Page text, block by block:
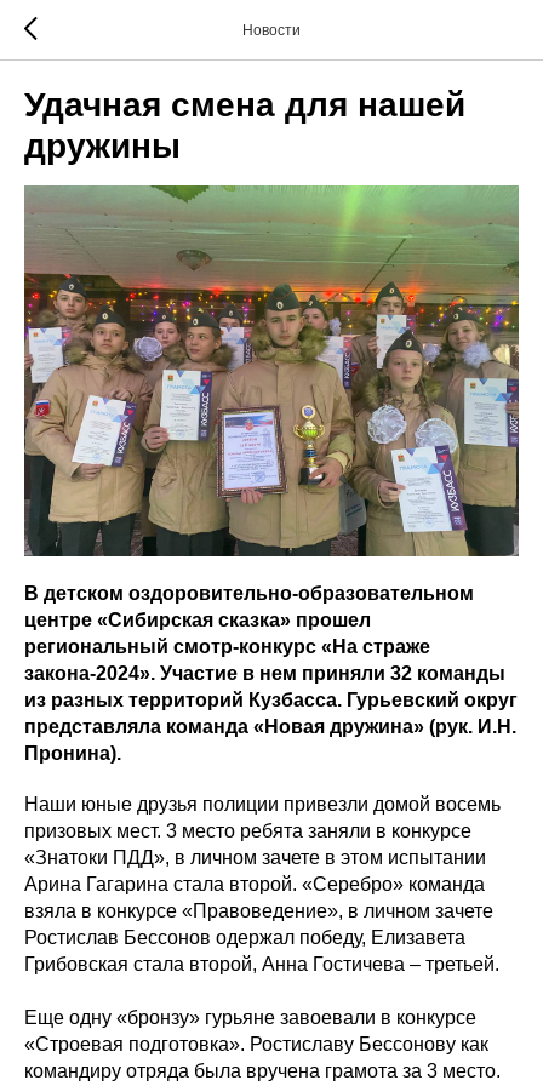
Новости
Удачная смена для нашей
дружины
В детском оздоровительно-образовательном
центре «Сибирская сказка» прошел
региональный смотр-конкурс «На страже
закона-2024». Участие в нем приняли 32 команды
из разных территорий Кузбасса. Гурьевский округ
представляла команда «Новая дружина» (рук. И.Н.
Пронина).
Наши юные друзья полиции привезли домой восемь
призовых мест. 3 место ребята заняли в конкурсе
«Знатоки ПДД», в личном зачете в этом испытании
Арина Гагарина стала второй. «Серебро» команда
взяла в конкурсе «Правоведение», в личном зачете
Ростислав Бессонов одержал победу, Елизавета
Грибовская стала второй, Анна Гостичева – третьей.
Еще одну «бронзу» гурьяне завоевали в конкурсе
«Строевая подготовка». Ростиславу Бессонову как
командиру отряда была вручена грамота за 3 место.